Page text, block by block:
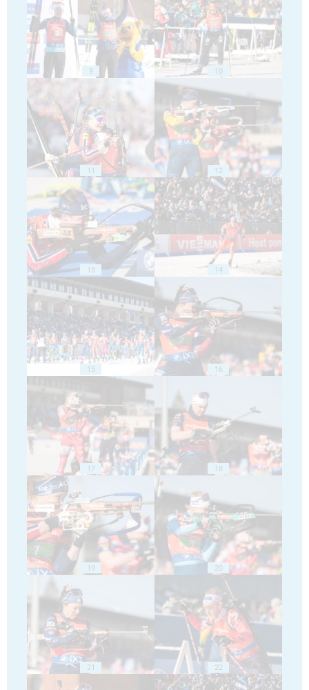
9 10
11 12
13 14
15 16
17 18
19 20
21 22